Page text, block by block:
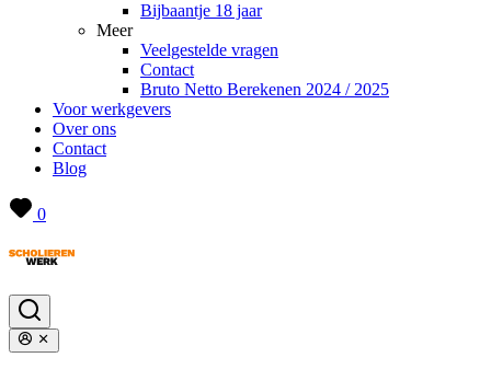
Bijbaantje 18 jaar
Meer
Veelgestelde vragen
Contact
Bruto Netto Berekenen 2024 / 2025
Voor werkgevers
Over ons
Contact
Blog
0